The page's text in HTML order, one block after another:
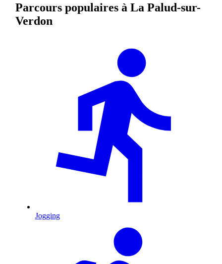
Parcours populaires à La Palud-sur-
Verdon
Jogging